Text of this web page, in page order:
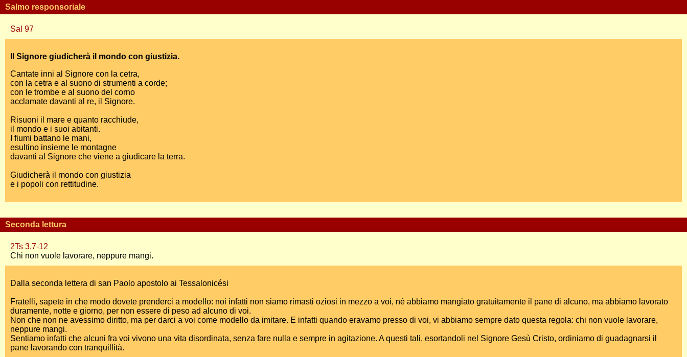
Salmo responsoriale
Sal 97
Il Signore giudicherà il mondo con giustizia.
Cantate inni al Signore con la cetra,
con la cetra e al suono di strumenti a corde;
con le trombe e al suono del corno
acclamate davanti al re, il Signore.
Risuoni il mare e quanto racchiude,
il mondo e i suoi abitanti.
I fiumi battano le mani,
esultino insieme le montagne
davanti al Signore che viene a giudicare la terra.
Giudicherà il mondo con giustizia
e i popoli con rettitudine.
Seconda lettura
2Ts 3,7-12
Chi non vuole lavorare, neppure mangi.
Dalla seconda lettera di san Paolo apostolo ai Tessalonicési
Fratelli, sapete in che modo dovete prenderci a modello: noi infatti non siamo rimasti oziosi in mezzo a voi, né abbiamo mangiato gratuitamente il pane di alcuno, ma abbiamo lavorato
duramente, notte e giorno, per non essere di peso ad alcuno di voi.
Non che non ne avessimo diritto, ma per darci a voi come modello da imitare. E infatti quando eravamo presso di voi, vi abbiamo sempre dato questa regola: chi non vuole lavorare,
neppure mangi.
Sentiamo infatti che alcuni fra voi vivono una vita disordinata, senza fare nulla e sempre in agitazione. A questi tali, esortandoli nel Signore Gesù Cristo, ordiniamo di guadagnarsi il
pane lavorando con tranquillità.